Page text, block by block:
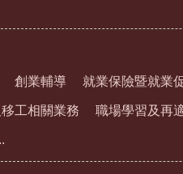
創業輔導 就業保險暨就業
工相關業務 職場學習及再